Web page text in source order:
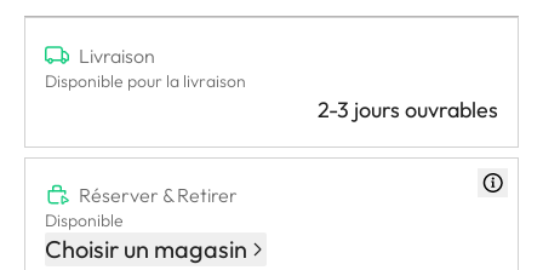
Livraison
Disponible pour la livraison
2-3 jours ouvrables
Réserver & Retirer
Disponible
Choisir un magasin